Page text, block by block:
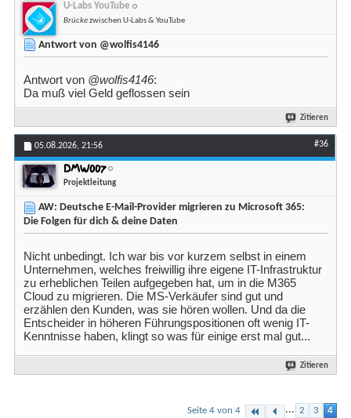
U-Labs YouTube
Brückezwischen U-Labs & YouTube
Antwort von @wolfis4146
Antwort von @wolfis4146:
Da muß viel Geld geflossen sein
Zitieren
05.08.2026, 21:56 #36
DMW007
Projektleitung
AW: Deutsche E-Mail-Provider migrieren zu Microsoft 365:
Die Folgen für dich & deine Daten
Nicht unbedingt. Ich war bis vor kurzem selbst in einem
Unternehmen, welches freiwillig ihre eigene IT-Infrastruktur
zu erheblichen Teilen aufgegeben hat, um in die M365
Cloud zu migrieren. Die MS-Verkäufer sind gut und
erzählen den Kunden, was sie hören wollen. Und da die
Entscheider in höheren Führungspositionen oft wenig IT-
Kenntnisse haben, klingt so was für einige erst mal gut...
Zitieren
Seite 4 von 4 ... 2 3 4